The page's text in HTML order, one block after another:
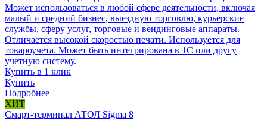
Может использоваться в любой сфере деятельности, включая
малый и средний бизнес, выездную торговлю, курьерские
службы, сферу услуг, торговые и вендинговые аппараты.
Отличается высокой скоростью печати. Используется для
товароучета. Может быть интегрирована в 1С или другу
учетную систему.
Купить в 1 клик
Купить
Подробнее
ХИТ
Смарт-терминал АТОЛ Sigma 8